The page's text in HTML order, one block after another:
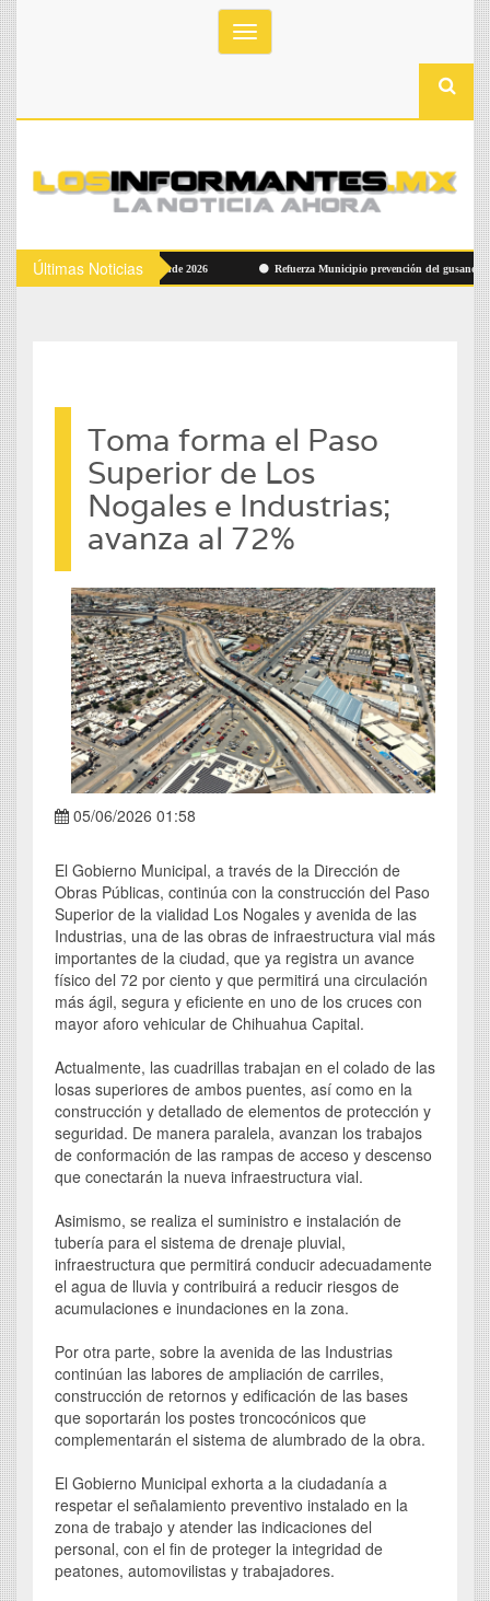
Toggle
navigation
Últimas Noticias
en Jornada Emprende 2026 Refuerza Municipio prevención del gusano
Toma forma el Paso
Superior de Los
Nogales e Industrias;
avanza al 72%
05/06/2026 01:58
El Gobierno Municipal, a través de la Dirección de
Obras Públicas, continúa con la construcción del Paso
Superior de la vialidad Los Nogales y avenida de las
Industrias, una de las obras de infraestructura vial más
importantes de la ciudad, que ya registra un avance
físico del 72 por ciento y que permitirá una circulación
más ágil, segura y eficiente en uno de los cruces con
mayor aforo vehicular de Chihuahua Capital.
Actualmente, las cuadrillas trabajan en el colado de las
losas superiores de ambos puentes, así como en la
construcción y detallado de elementos de protección y
seguridad. De manera paralela, avanzan los trabajos
de conformación de las rampas de acceso y descenso
que conectarán la nueva infraestructura vial.
Asimismo, se realiza el suministro e instalación de
tubería para el sistema de drenaje pluvial,
infraestructura que permitirá conducir adecuadamente
el agua de lluvia y contribuirá a reducir riesgos de
acumulaciones e inundaciones en la zona.
Por otra parte, sobre la avenida de las Industrias
continúan las labores de ampliación de carriles,
construcción de retornos y edificación de las bases
que soportarán los postes troncocónicos que
complementarán el sistema de alumbrado de la obra.
El Gobierno Municipal exhorta a la ciudadanía a
respetar el señalamiento preventivo instalado en la
zona de trabajo y atender las indicaciones del
personal, con el fin de proteger la integridad de
peatones, automovilistas y trabajadores.